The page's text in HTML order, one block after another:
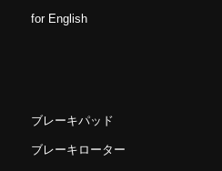
for English
ブレーキパッド
ブレーキローター